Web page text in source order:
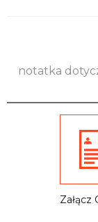
Załącz